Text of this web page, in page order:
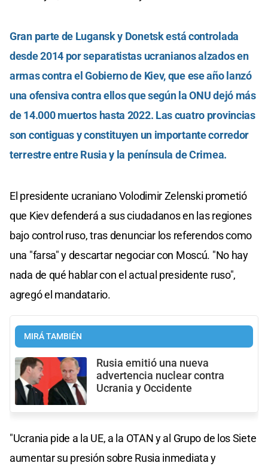
Gran parte de Lugansk y Donetsk está controlada
desde 2014 por separatistas ucranianos alzados en
armas contra el Gobierno de Kiev, que ese año lanzó
una ofensiva contra ellos que según la ONU dejó más
de 14.000 muertos hasta 2022. Las cuatro provincias
son contiguas y constituyen un importante corredor
terrestre entre Rusia y la península de Crimea.
El presidente ucraniano Volodimir Zelenski prometió
que Kiev defenderá a sus ciudadanos en las regiones
bajo control ruso, tras denunciar los referendos como
una "farsa" y descartar negociar con Moscú. "No hay
nada de qué hablar con el actual presidente ruso",
agregó el mandatario.
MIRÁ TAMBIÉN
Rusia emitió una nueva
advertencia nuclear contra
Ucrania y Occidente
"Ucrania pide a la UE, a la OTAN y al Grupo de los Siete
aumentar su presión sobre Rusia inmediata y